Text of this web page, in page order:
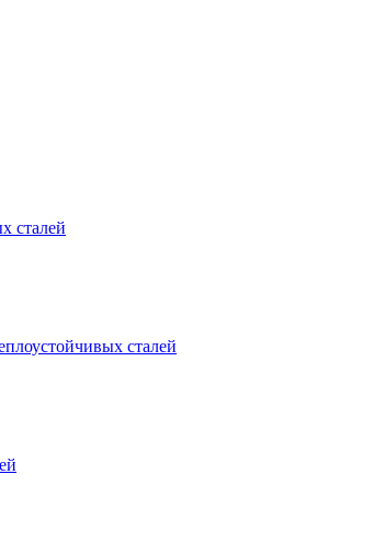
сталей
сталей